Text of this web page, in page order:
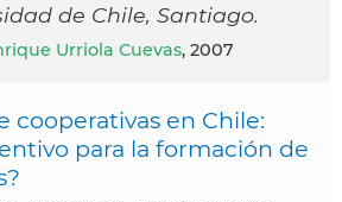
de Chile, Santiago.
Urriola Cuevas, 2007
cooperativas en Chile:
para la formación de